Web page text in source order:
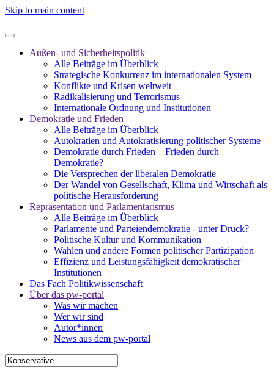
Skip to main content
Außen- und Sicherheitspolitik
Alle Beiträge im Überblick
Strategische Konkurrenz im internationalen System
Konflikte und Krisen weltweit
Radikalisierung und Terrorismus
Internationale Ordnung und Institutionen
Demokratie und Frieden
Alle Beiträge im Überblick
Autokratien und Autokratisierung politischer Systeme
Demokratie durch Frieden – Frieden durch
Demokratie?
Die Versprechen der liberalen Demokratie
Der Wandel von Gesellschaft, Klima und Wirtschaft als
politische Herausforderung
Repräsentation und Parlamentarismus
Alle Beiträge im Überblick
Parlamente und Parteiendemokratie - unter Druck?
Politische Kultur und Kommunikation
Wahlen und andere Formen politischer Partizipation
Effizienz und Leistungsfähigkeit demokratischer
Institutionen
Das Fach Politikwissenschaft
Über das pw-portal
Was wir machen
Wer wir sind
Autor*innen
News aus dem pw-portal